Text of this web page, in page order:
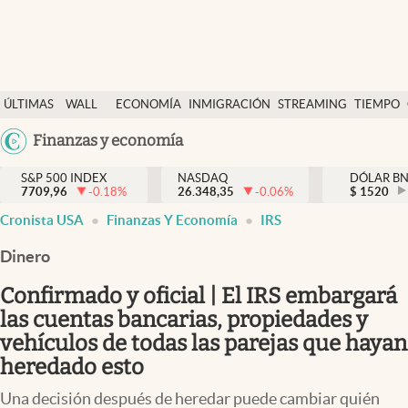
ÚLTIMAS
NOTICIAS
WALL
DÓLAR
ECONOMÍA INMIGRACIÓN STREAMING TIEMPO
México
Finanzas y economía
Finanzas y economía
Wall Street y dólar
Inmigración
Espiritual
Streaming
S&P 500 INDEX
7709,96
-0.18%
NASDAQ
26.348,35
-0.06%
DÓLAR
$ 1520
Cronista USA Finanzas Y Economía IRS
Dinero
Confirmado y oficial | El IRS embargará
las cuentas bancarias, propiedades y
vehículos de todas las parejas que hayan
heredado esto
Una decisión después de heredar puede cambiar quién